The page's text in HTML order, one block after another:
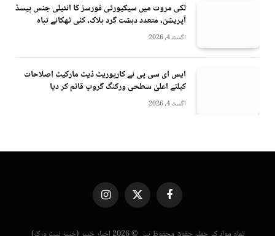
لکی مروت میں سیکیورٹی فورسز کا انٹیلی جنس بیسڈ
آپریشن، متعدد دہشت گرد ہلاک، کئی ٹھکانے تباہ
اگست 4, 2026
ایس ای سی پی نے کارپوریٹ ڈیٹ مارکیٹ اصلاحات
کیلئے اعلیٰ سطحی ورکنگ گروپ قائم کر دیا
اگست 4, 2026
Facebook
X
(Twitter)
Instagram